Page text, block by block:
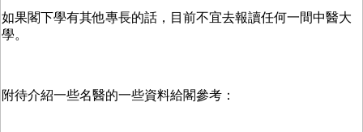
如果閣下學有其他專長的話，目前不宜去報讀任何一間中醫大
學。
附待介紹一些名醫的一些資料給閣參考：